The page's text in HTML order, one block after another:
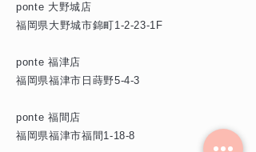
ponte 大野城店
福岡県大野城市錦町1-2-23-1F
ponte 福津店
福岡県福津市日蒔野5-4-3
ponte 福間店
​福岡県福津市福間1-18-8